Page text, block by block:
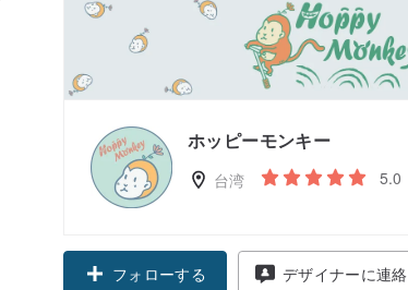
ホッピーモンキー
台湾 5.0
フォローする デザイナーに連絡